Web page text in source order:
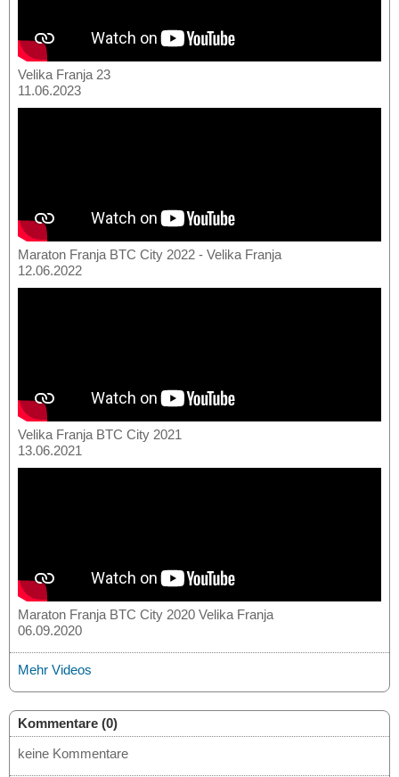
Velika Franja 23
11.06.2023
Maraton Franja BTC City 2022 - Velika Franja
12.06.2022
Velika Franja BTC City 2021
13.06.2021
Maraton Franja BTC City 2020 Velika Franja
06.09.2020
Mehr Videos
Kommentare (0)
keine Kommentare